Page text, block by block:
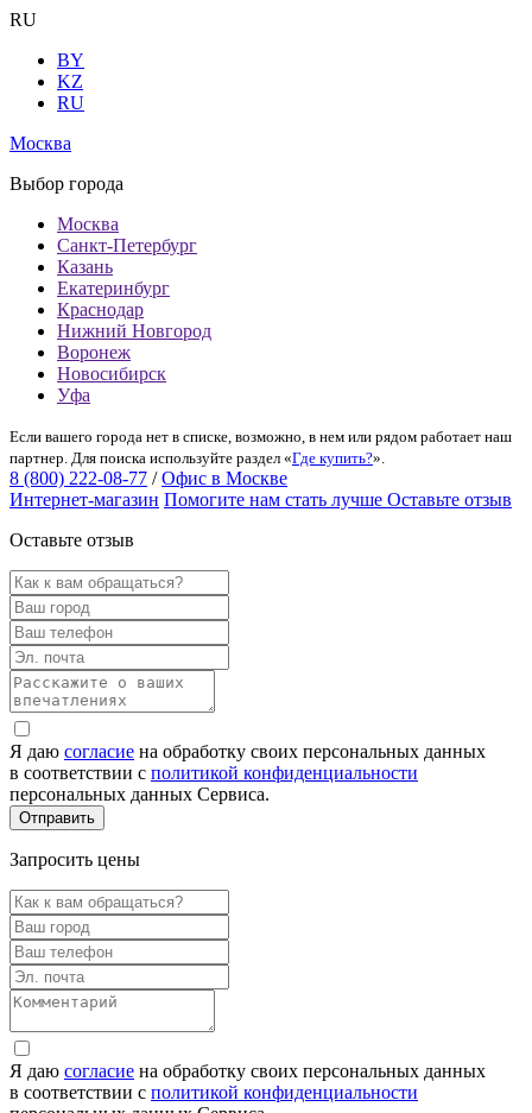
RU
BY
KZ
RU
Москва
Выбор города
Москва
Санкт-Петербург
Казань
Екатеринбург
Краснодар
Нижний Новгород
Воронеж
Новосибирск
Уфа
Если вашего города нет в списке, возможно, в нем или рядом работает наш
партнер. Для поиска используйте раздел «Где купить?».
8 (800) 222-08-77 / Офис в Москве
Интернет-магазин Помогите нам стать лучше Оставьте отзыв
Оставьте отзыв
Я даю согласие на обработку своих персональных данных
в соответствии с политикой конфиденциальности
персональных данных Сервиса.
Запросить цены
Я даю согласие на обработку своих персональных данных
в соответствии с политикой конфиденциальности